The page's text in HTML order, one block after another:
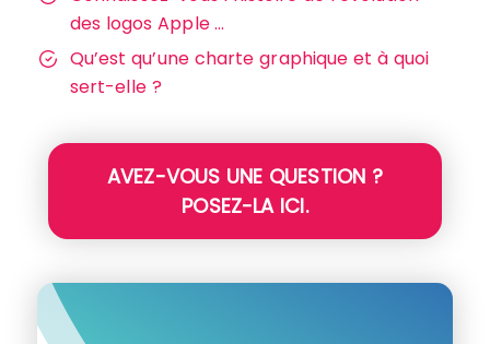
des logos Apple …
Qu’est qu’une charte graphique et à quoi
sert-elle ?
AVEZ-VOUS UNE QUESTION ?
POSEZ-LA ICI.